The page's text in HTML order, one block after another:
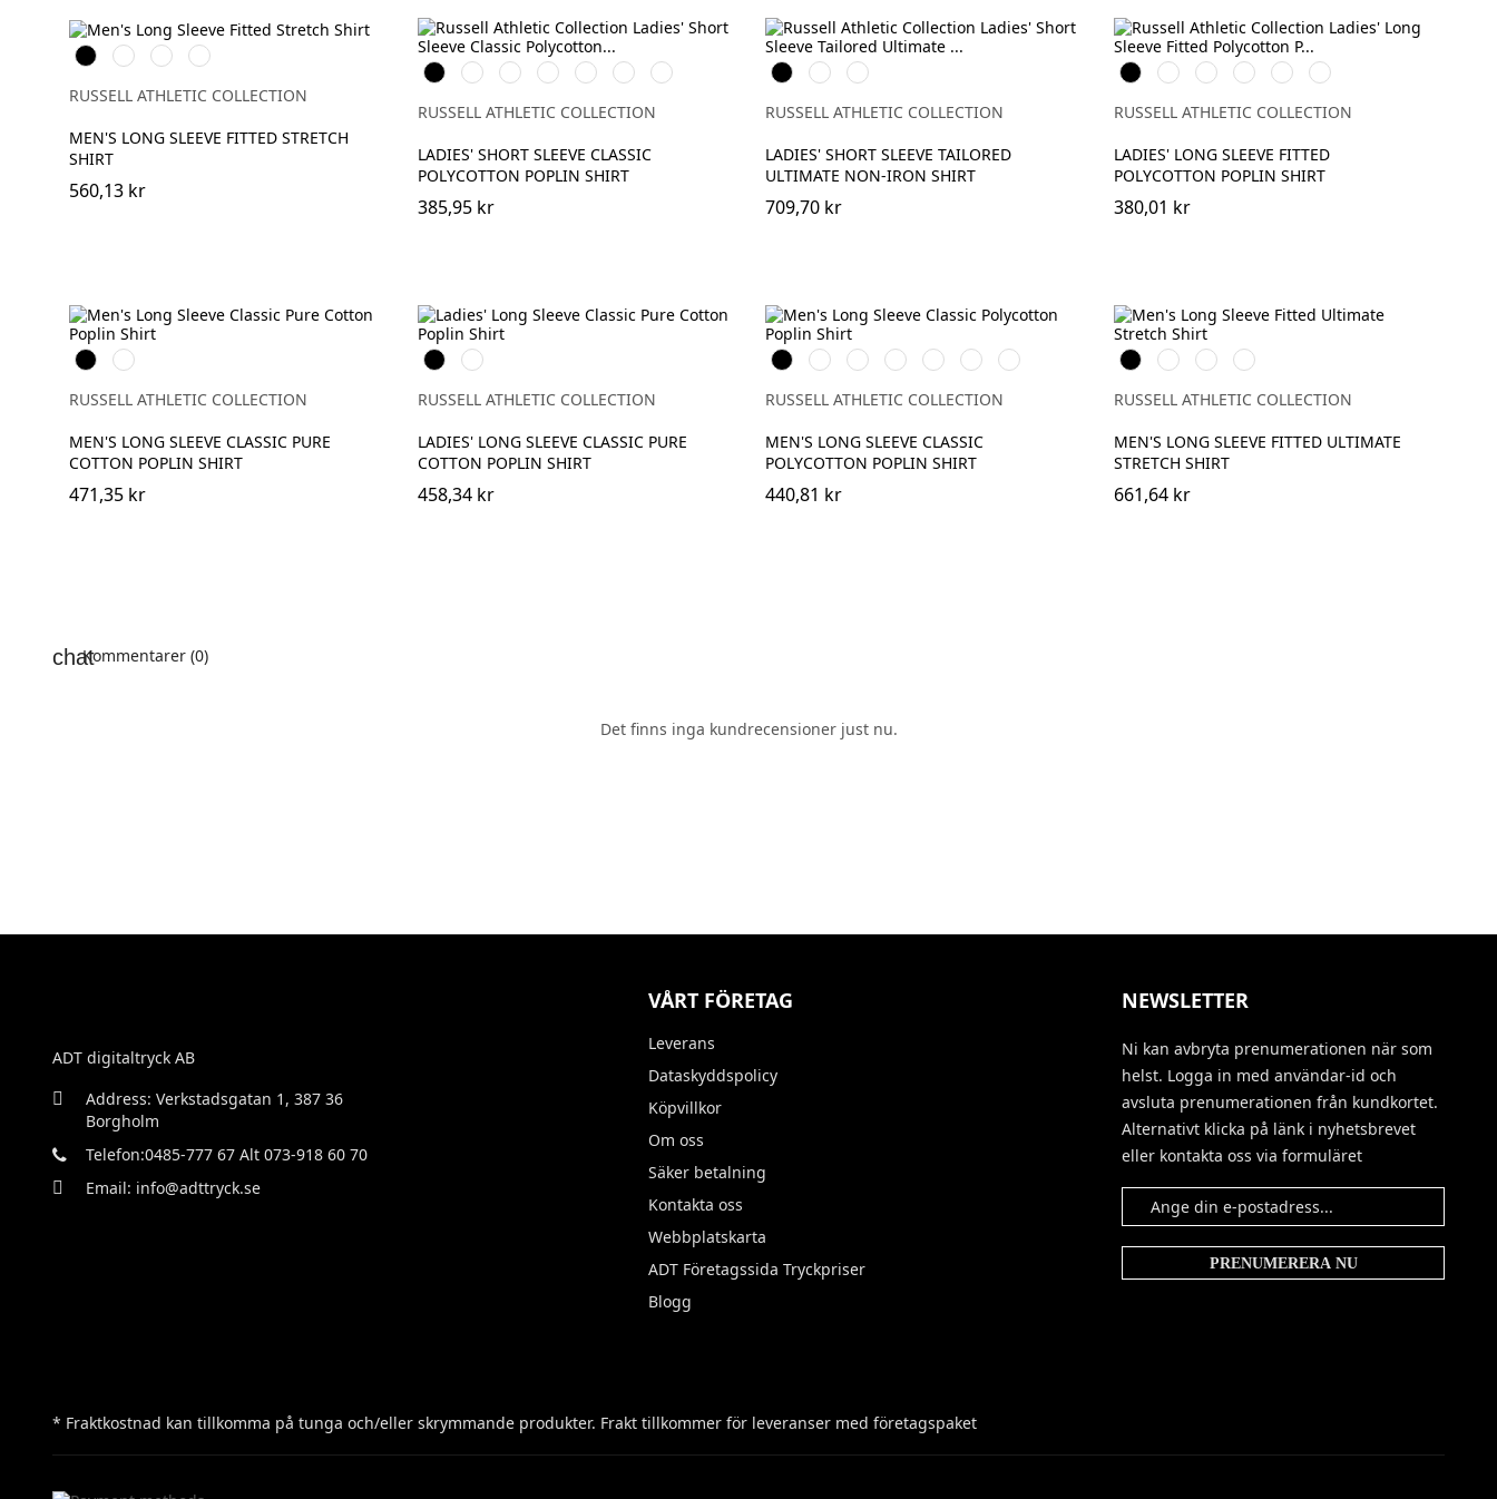
BlackWhiteChocolate
Port
RUSSELL ATHLETIC COLLECTION
MEN'S LONG SLEEVE FITTED STRETCH
SHIRT
560,13 kr
BlackWhiteFrench
Navy
Bright
Royal
Classic
Red
Convoy
Grey
Corporate
Blue
RUSSELL ATHLETIC COLLECTION
LADIES' SHORT SLEEVE CLASSIC
POLYCOTTON POPLIN SHIRT
385,95 kr
BlackWhiteBright
Sky
RUSSELL ATHLETIC COLLECTION
LADIES' SHORT SLEEVE TAILORED
ULTIMATE NON-IRON SHIRT
709,70 kr
BlackWhiteFrench
Navy
Classic
Red
Convoy
Grey
Corporate
Blue
RUSSELL ATHLETIC COLLECTION
LADIES' LONG SLEEVE FITTED
POLYCOTTON POPLIN SHIRT
380,01 kr
BlackWhite
RUSSELL ATHLETIC COLLECTION
MEN'S LONG SLEEVE CLASSIC PURE
COTTON POPLIN SHIRT
471,35 kr
BlackWhite
RUSSELL ATHLETIC COLLECTION
LADIES' LONG SLEEVE CLASSIC PURE
COTTON POPLIN SHIRT
458,34 kr
BlackWhiteFrench
Navy
Bright
Royal
Classic
Red
Convoy
Grey
Corporate
Blue
RUSSELL ATHLETIC COLLECTION
MEN'S LONG SLEEVE CLASSIC
POLYCOTTON POPLIN SHIRT
440,81 kr
BlackWhiteBright
Navy
Bright
Sky
RUSSELL ATHLETIC COLLECTION
MEN'S LONG SLEEVE FITTED ULTIMATE
STRETCH SHIRT
661,64 kr
Kommentarer (0)
Det finns inga kundrecensioner just nu.
ADT digitaltryck AB
Address: Verkstadsgatan 1, 387 36
Borgholm
Telefon:0485-777 67 Alt 073-918 60 70
Email: info@adttryck.se
VÅRT FÖRETAG
Leverans
Dataskyddspolicy
Köpvillkor
Om oss
Säker betalning
Kontakta oss
Webbplatskarta
ADT Företagssida Tryckpriser
Blogg
NEWSLETTER
Ni kan avbryta prenumerationen när som
helst. Logga in med användar-id och
avsluta prenumerationen från kundkortet.
Alternativt klicka på länk i nyhetsbrevet
eller kontakta oss via formuläret
* Fraktkostnad kan tillkomma på tunga och/eller skrymmande produkter. Frakt tillkommer för leveranser med företagspaket